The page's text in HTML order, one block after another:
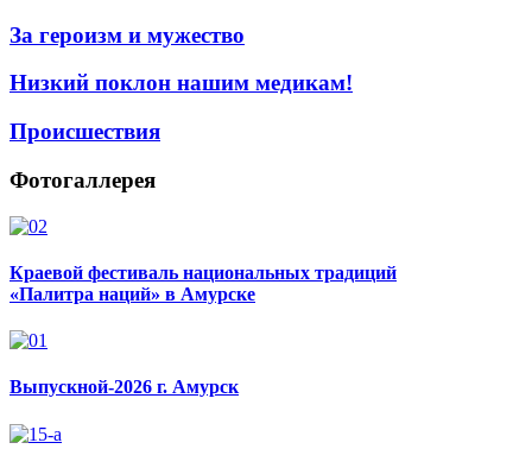
За героизм и мужество
Низкий поклон нашим медикам!
Происшествия
Фотогаллерея
Краевой фестиваль национальных традиций
«Палитра наций» в Амурске
Выпускной-2026 г. Амурск